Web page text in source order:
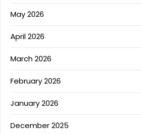
May 2026
April 2026
March 2026
February 2026
January 2026
December 2025